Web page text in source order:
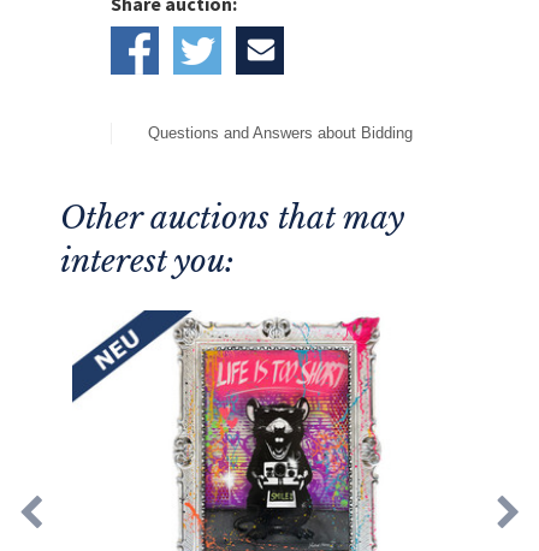
Questions and Answers about Bidding
Other auctions that may
interest you: